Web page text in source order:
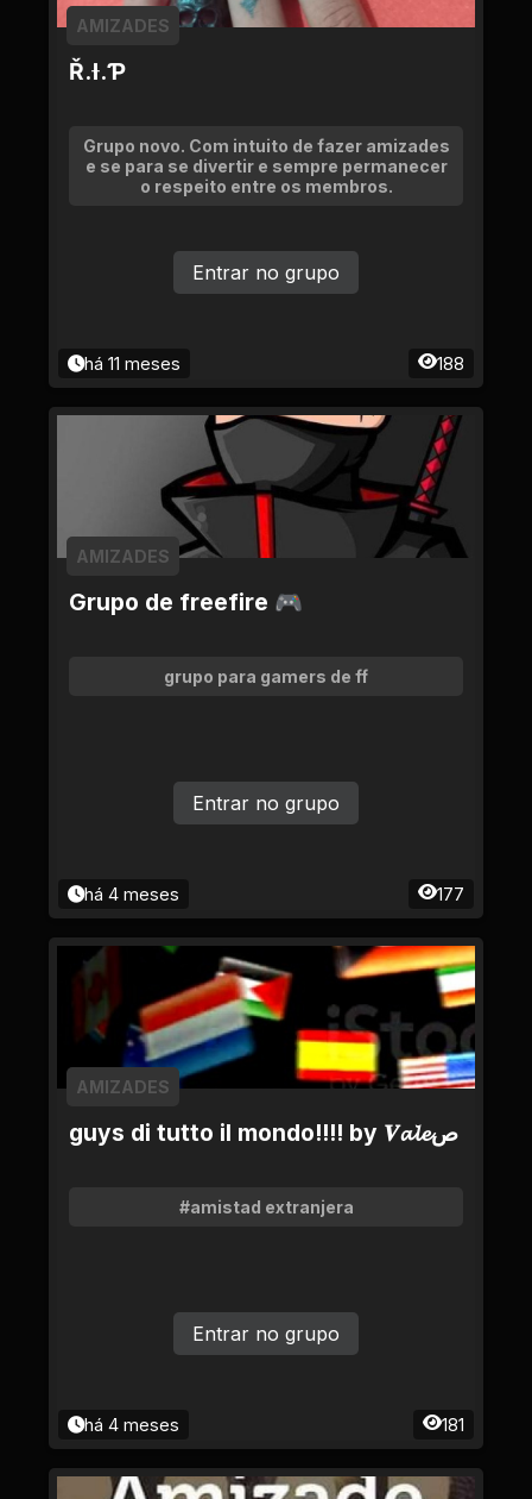
Ř.Ɨ.Ƥ
AMIZADES
Grupo novo. Com intuito de fazer amizades
e se para se divertir e sempre permanecer
o respeito entre os membros.
há 11 meses 188
Entrar no grupo
Grupo de freefire 🎮
AMIZADES
grupo para gamers de ff
há 4 meses 177
Entrar no grupo
guys di tutto il mondo!!!! by 𝑽𝓪𝓵𝓮ص
AMIZADES
#amistad extranjera
há 4 meses 181
Entrar no grupo